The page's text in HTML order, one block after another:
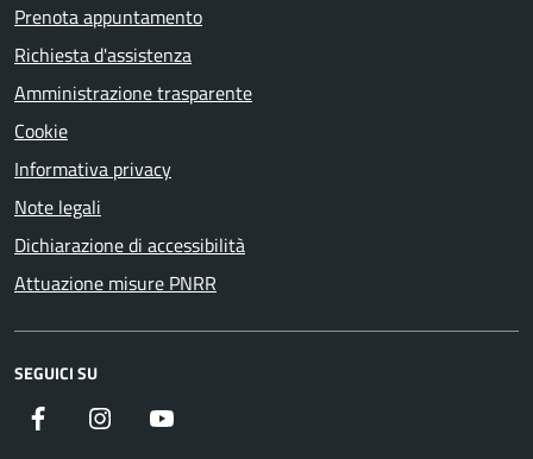
Prenota appuntamento
Richiesta d'assistenza
Amministrazione trasparente
Cookie
Informativa privacy
Note legali
Dichiarazione di accessibilità
Attuazione misure PNRR
SEGUICI SU
Facebook Instagram